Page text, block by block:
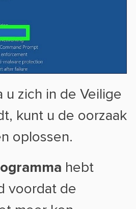
u zich in de Veilige
kunt u de oorzaak
oplossen.
hebt
voordat de